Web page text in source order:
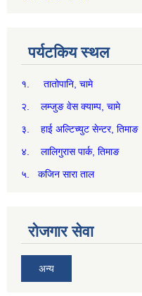
पर्यटकिय स्थल
१. तातोपानि, चामे
२. लम्जुङ वेस क्याम्प, चामे
३. हाई अल्टिच्युट सेन्टर, तिमाङ
४. लालिगुरास पार्क, तिमाङ
५. कजिन सारा ताल
रोजगार सेवा
अन्य